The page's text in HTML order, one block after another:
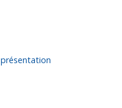
présentation